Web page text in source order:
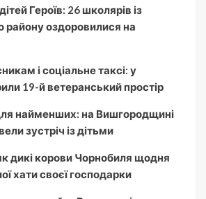
Героїв: 26 школярів із
району оздоровилися на
і соціальне таксі: у
19-й ветеранський простір
найменших: на Вишгородщині
зустріч із дітьми
дикі корови Чорнобиля щодня
хати своєї господарки